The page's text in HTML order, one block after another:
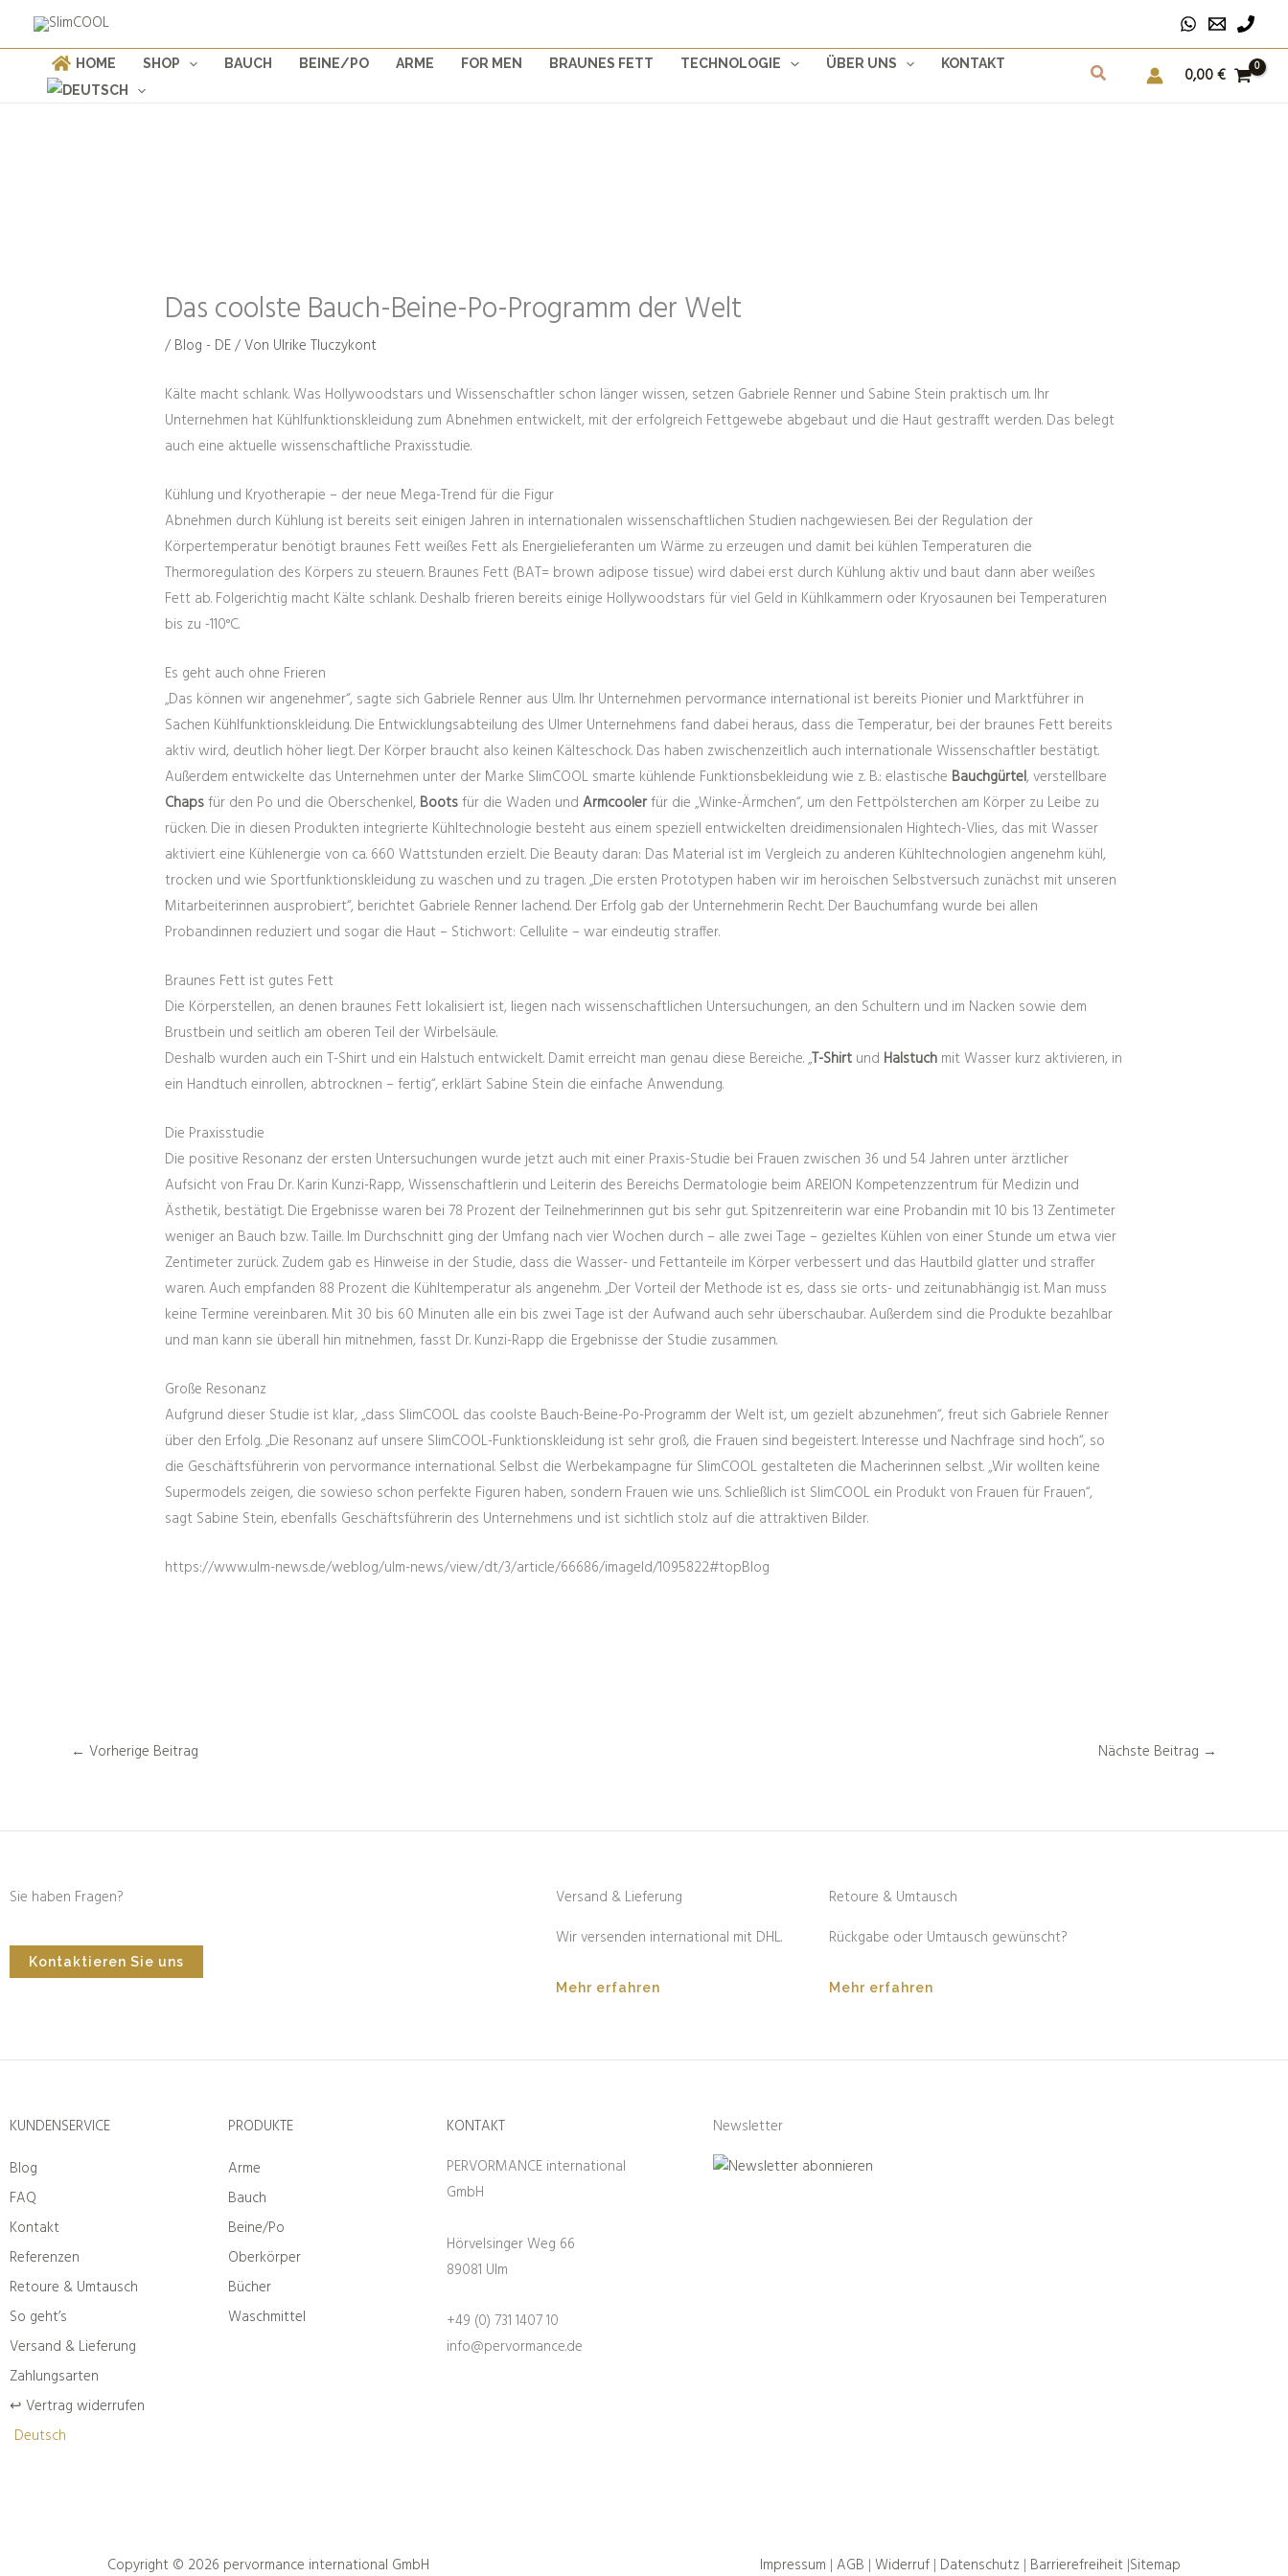
Weiter
HOME SHOP BAUCH BEINE/PO ARME FOR MEN BRAUNES FETT TECHNOLOGIE ÜBER UNS KONTAKT
0,00€
Das coolste Bauch-Beine-Po-Programm der Welt
/ Blog - DE/ Von Ulrike Tluczykont
Kälte macht schlank. Was Hollywoodstars und Wissenschaftler schon länger wissen, setzen Gabriele Renner und Sabine Stein praktisch um. Ihr
Unternehmen hat Kühlfunktionskleidung zum Abnehmen entwickelt, mit der erfolgreich Fettgewebe abgebaut und die Haut gestrafft werden. Das belegt
auch eine aktuelle wissenschaftliche Praxisstudie.
Kühlung und Kryotherapie – der neue Mega-Trend für die Figur
Abnehmen durch Kühlung ist bereits seit einigen Jahren in internationalen wissenschaftlichen Studien nachgewiesen. Bei der Regulation der
Körpertemperatur benötigt braunes Fett weißes Fett als Energielieferanten um Wärme zu erzeugen und damit bei kühlen Temperaturen die
Thermoregulation des Körpers zu steuern. Braunes Fett (BAT= brown adipose tissue) wird dabei erst durch Kühlung aktiv und baut dann aber weißes
Fett ab. Folgerichtig macht Kälte schlank. Deshalb frieren bereits einige Hollywoodstars für viel Geld in Kühlkammern oder Kryosaunen bei Temperaturen
bis zu -110°C.
Es geht auch ohne Frieren
„Das können wir angenehmer“, sagte sich Gabriele Renner aus Ulm. Ihr Unternehmen pervormance international ist bereits Pionier und Marktführer in
Sachen Kühlfunktionskleidung. Die Entwicklungsabteilung des Ulmer Unternehmens fand dabei heraus, dass die Temperatur, bei der braunes Fett bereits
aktiv wird, deutlich höher liegt. Der Körper braucht also keinen Kälteschock. Das haben zwischenzeitlich auch internationale Wissenschaftler bestätigt.
Außerdem entwickelte das Unternehmen unter der Marke SlimCOOL smarte kühlende Funktionsbekleidung wie z. B.: elastische Bauchgürtel, verstellbare
Chapsfür den Po und die Oberschenkel, Bootsfür die Waden undArmcoolerfür die „Winke-Ärmchen“, um den Fettpölsterchen am Körper zu Leibe zu
rücken. Die in diesen Produkten integrierte Kühltechnologie besteht aus einem speziell entwickelten dreidimensionalen Hightech-Vlies, das mit Wasser
aktiviert eine Kühlenergie von ca. 660 Wattstunden erzielt. Die Beauty daran: Das Material ist im Vergleich zu anderen Kühltechnologien angenehm kühl,
trocken und wie Sportfunktionskleidung zu waschen und zu tragen. „Die ersten Prototypen haben wir im heroischen Selbstversuch zunächst mit unseren
Mitarbeiterinnen ausprobiert“, berichtet Gabriele Renner lachend. Der Erfolg gab der Unternehmerin Recht. Der Bauchumfang wurde bei allen
Probandinnen reduziert und sogar die Haut – Stichwort: Cellulite – war eindeutig straffer.
Braunes Fett ist gutes Fett
Die Körperstellen, an denen braunes Fett lokalisiert ist, liegen nach wissenschaftlichen Untersuchungen, an den Schultern und im Nacken sowie dem
Brustbein und seitlich am oberen Teil der Wirbelsäule.
Deshalb wurden auch ein T-Shirt und ein Halstuch entwickelt. Damit erreicht man genau diese Bereiche. „T-Shirt und Halstuch mit Wasser kurz aktivieren, in
ein Handtuch einrollen, abtrocknen – fertig“, erklärt Sabine Stein die einfache Anwendung.
Die Praxisstudie
Die positive Resonanz der ersten Untersuchungen wurde jetzt auch mit einer Praxis-Studie bei Frauen zwischen 36 und 54 Jahren unter ärztlicher
Aufsicht von Frau Dr. Karin Kunzi-Rapp, Wissenschaftlerin und Leiterin des Bereichs Dermatologie beim AREION Kompetenzzentrum für Medizin und
Ästhetik, bestätigt. Die Ergebnisse waren bei 78 Prozent der Teilnehmerinnen gut bis sehr gut. Spitzenreiterin war eine Probandin mit 10 bis 13 Zentimeter
weniger an Bauch bzw. Taille. Im Durchschnitt ging der Umfang nach vier Wochen durch – alle zwei Tage – gezieltes Kühlen von einer Stunde um etwa vier
Zentimeter zurück. Zudem gab es Hinweise in der Studie, dass die Wasser- und Fettanteile im Körper verbessert und das Hautbild glatter und straffer
waren. Auch empfanden 88 Prozent die Kühltemperatur als angenehm. „Der Vorteil der Methode ist es, dass sie orts- und zeitunabhängig ist. Man muss
keine Termine vereinbaren. Mit 30 bis 60 Minuten alle ein bis zwei Tage ist der Aufwand auch sehr überschaubar. Außerdem sind die Produkte bezahlbar
und man kann sie überall hin mitnehmen, fasst Dr. Kunzi-Rapp die Ergebnisse der Studie zusammen.
Große Resonanz
Aufgrund dieser Studie ist klar, „dass SlimCOOL das coolste Bauch-Beine-Po-Programm der Welt ist, um gezielt abzunehmen“, freut sich Gabriele Renner
über den Erfolg. „Die Resonanz auf unsere SlimCOOL-Funktionskleidung ist sehr groß, die Frauen sind begeistert. Interesse und Nachfrage sind hoch“, so
die Geschäftsführerin von pervormance international. Selbst die Werbekampagne für SlimCOOL gestalteten die Macherinnen selbst. „Wir wollten keine
Supermodels zeigen, die sowieso schon perfekte Figuren haben, sondern Frauen wie uns. Schließlich ist SlimCOOL ein Produkt von Frauen für Frauen“,
sagt Sabine Stein, ebenfalls Geschäftsführerin des Unternehmens und ist sichtlich stolz auf die attraktiven Bilder.
https://www.ulm-news.de/weblog/ulm-news/view/dt/3/article/66686/imageId/1095822#topBlog
← Vorherige Beitrag Nächste Beitrag →
Sie haben Fragen?
Kontaktieren Sie uns
Versand & Lieferung
Wir versenden international mit DHL.
Mehr erfahren
Retoure & Umtausch
Rückgabe oder Umtausch gewünscht?
Mehr erfahren
KUNDENSERVICE
Blog
FAQ
Kontakt
Referenzen
Retoure & Umtausch
So geht’s
Versand & Lieferung
Zahlungsarten
↩︎ Vertrag widerrufen
Deutsch
PRODUKTE
Arme
Bauch
Beine/Po
Oberkörper
Bücher
Waschmittel
KONTAKT
PERVORMANCE international
GmbH
Hörvelsinger Weg 66
89081 Ulm
+49 (0) 731 1407 10
info@pervormance.de
Newsletter
Copyright © 2026 pervormance international GmbH Impressum | AGB | Widerruf | Datenschutz| Barrierefreiheit|Sitemap
Products
search